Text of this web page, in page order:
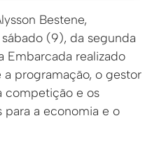
Bestene,
(9), da segunda
Embarcada realizado
a programação, o gestor
competição e os
a economia e o